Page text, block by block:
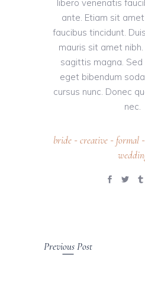
libero venenatis
ante. Etiam sit
faucibus tincidunt.
mauris sit amet
sagittis magna.
eget bibendum
cursus nunc. Donec
nec.
bride- creative- formal-
Previous Post